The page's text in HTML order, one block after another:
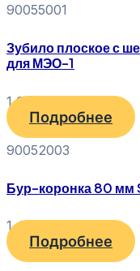
90055001
Зубило плоское с
для МЭО-1
1 370₽
Подробнее
90052003
Бур-коронка 80 мм
1 480
Подробнее